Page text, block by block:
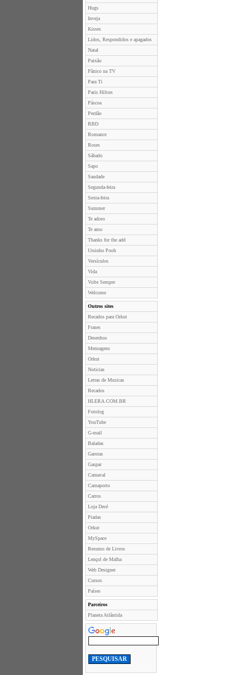
Hugs
Inveja
Kisses
Lidos, Respondidos e apagados
Natal
Paixão
Pânico na TV
Para Ti
Paris Hilton
Páscoa
Perdão
RBD
Romance
Roses
Sábado
Sapo
Saudade
Segunda-feira
Sexta-feira
Summer
Te adoro
Te amo
Thanks for the add
Ursinho Pooh
Versículos
Vida
Volte Sempre
Welcome
Outros sites
Recados para Orkut
Frases
Desenhos
Mensagens
Orkut
Noticias
Letras de Musicas
Recados
HLERA.COM.BR
Fotolog
YouTube
G-mail
Baladas
Garotas
Gaspar
Carnaval
Carnaporto
Carros
Loja Decé
Piadas
Orkut
MySpace
Resumo de Livros
Lençol de Malha
Web Designer
Cursos
Países
Parceiros
Planeta Atlântida